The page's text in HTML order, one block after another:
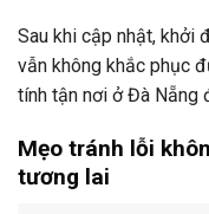
Sau khi cập nhật, khởi
vẫn không khắc phục
tính tận nơi ở Đà Nẵng
Mẹo tránh lỗi
tương lai